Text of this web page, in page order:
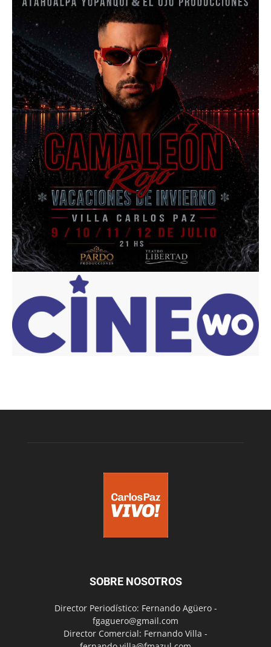
SOBRE NOSOTROS
Director Periodístico: Fernando Agüero -
fgaguero@gmail.com
Director Comercial: Fernando Villa -